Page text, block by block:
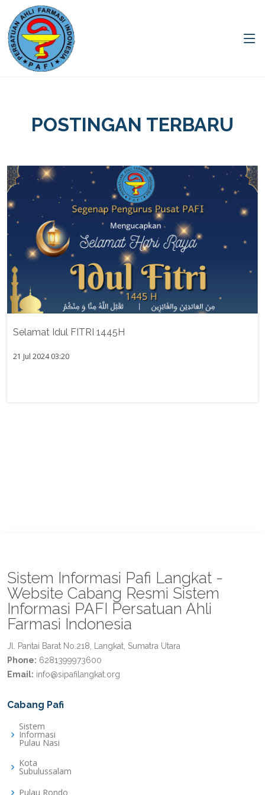
POSTINGAN TERBARU
Selamat Idul FITRI 1445H
21 Jul 2024 03:20
Sistem Informasi Pafi Langkat -
Website Cabang Resmi Sistem
Informasi PAFI Persatuan Ahli
Farmasi Indonesia
Jl. Pantai Barat No.218, Langkat, Sumatra Utara
Phone: 6281399973600
Email: info@sipafilangkat.org
Cabang Pafi
Sistem
Informasi
Pulau Nasi
Kota
Subulussalam
Pulau Rondo